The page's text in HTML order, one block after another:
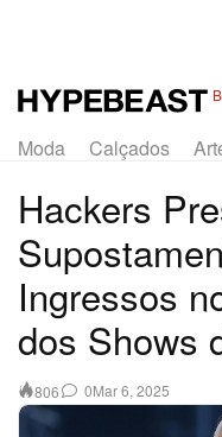
Moda Calçados
Hackers
Ingressos
dos Shows
806 0Mar 6, 2025